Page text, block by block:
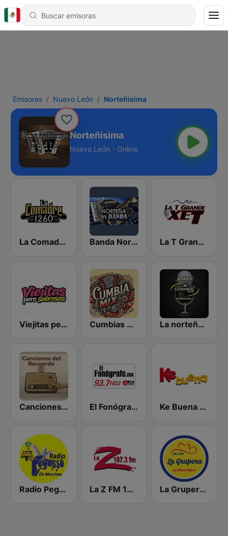
Emisoras Nuevo León Norteñisima
Norteñisima
Nuevo León - Online
La Comadre 1260 AM Banda Norteña La T Grande XET 990 AM | Monterrey
Viejitas pero Sabrosas Radio Cumbias Mix La norteña 89.3 FM
Canciones del Recuerdo DJec El Fonógrafo HD2 Ke Buena 92.9 FM
Radio Pegasso de Monclova La Z FM 107.3 La Grupera 89.3 FM